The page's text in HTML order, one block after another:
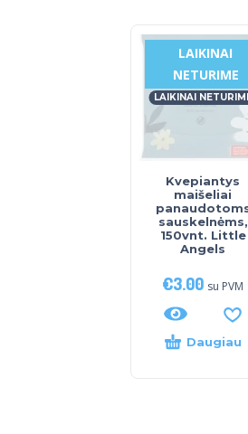
LAIKINAI
NETURIME
LAIKINAI
Kvepiantys
maišeliai
sauskelnėms,
150vnt. Little
Angels
€3.00 su PVM
Daugiau